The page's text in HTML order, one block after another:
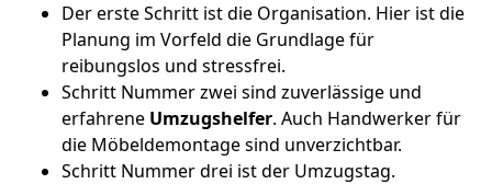
Der erste Schritt ist die Organisation. Hier ist die
Planung im Vorfeld die Grundlage für
reibungslos und stressfrei.
Schritt Nummer zwei sind zuverlässige und
erfahrene Umzugshelfer. Auch Handwerker für
die Möbeldemontage sind unverzichtbar.
Schritt Nummer drei ist der Umzugstag.